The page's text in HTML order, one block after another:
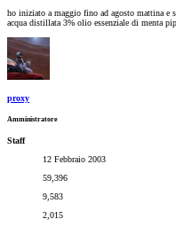
ho iniziato a maggio fino ad agosto mattina e
acqua distillata 3% olio essenziale di menta
proxy
Amministratore
Staff
12 Febbraio 2003
59,396
9,583
2,015